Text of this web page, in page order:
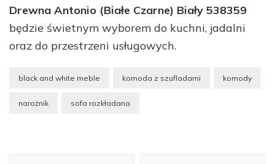
Drewna Antonio (Białe Czarne) Biały 538359
będzie świetnym wyborem do kuchni, jadalni
oraz do przestrzeni usługowych.
black and white meble komoda z szufladami komody
narożnik sofa rozkładana